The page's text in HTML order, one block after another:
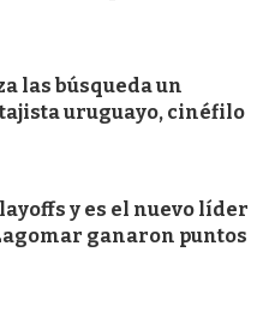
las búsqueda un
uruguayo, cinéfilo
y es el nuevo líder
ganaron puntos